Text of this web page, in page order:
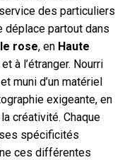
des particuliers
partout dans
rose, en Haute
à l’étranger. Nourri
muni d’un matériel
exigeante, en
créativité. Chaque
spécificités
ces différentes